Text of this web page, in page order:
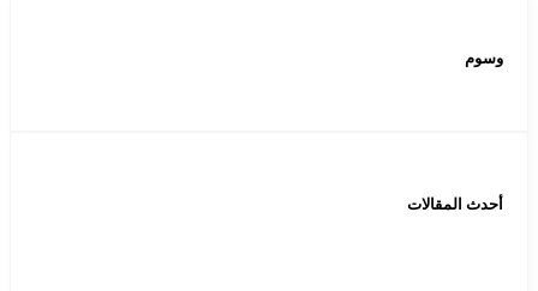
وسوم
أحدث المقالات